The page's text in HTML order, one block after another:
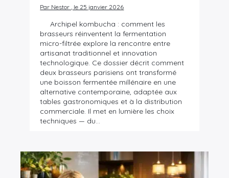
Par Nestor , le 25 janvier 2026
Archipel kombucha : comment les
brasseurs réinventent la fermentation
micro-filtrée explore la rencontre entre
artisanat traditionnel et innovation
technologique. Ce dossier décrit comment
deux brasseurs parisiens ont transformé
une boisson fermentée millénaire en une
alternative contemporaine, adaptée aux
tables gastronomiques et à la distribution
commerciale. Il met en lumière les choix
techniques — du…